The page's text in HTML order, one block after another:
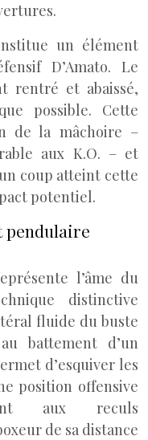
un élément
D’Amato. Le
rentré et abaissé,
possible. Cette
de la mâchoire –
aux K.O. – et
coup atteint cette
potentiel.
pendulaire
l’âme du
distinctive
fluide du buste
battement d’un
d’esquiver les
position offensive
aux reculs
de sa distance